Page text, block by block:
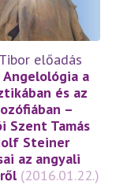
előadás
a
és az
–
Szent Tamás
Steiner
az angyali
(2016.01.22.)